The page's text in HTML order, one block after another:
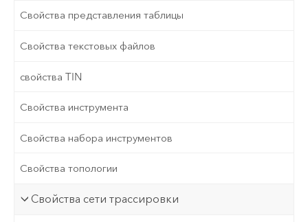
Свойства представления таблицы
Свойства текстовых файлов
свойства TIN
Свойства инструмента
Свойства набора инструментов
Свойства топологии
Свойства сети трассировки